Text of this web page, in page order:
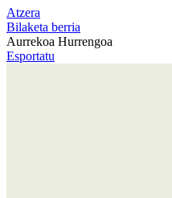
Atzera
Bilaketa berria
Aurrekoa Hurrengoa
Esportatu